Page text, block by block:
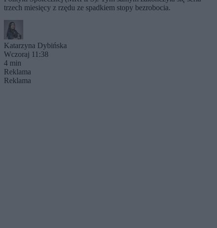
trzech miesięcy z rzędu ze spadkiem stopy bezrobocia.
Katarzyna Dybińska
Wczoraj 11:38
4 min
Reklama
Reklama